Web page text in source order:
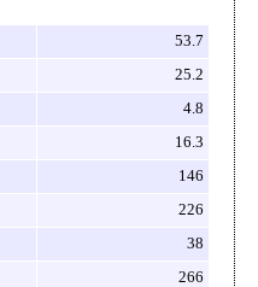
53.7
25.2
4.8
16.3
146
226
38
266